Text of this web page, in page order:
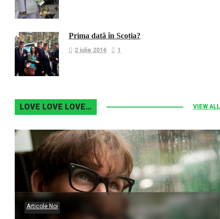
Prima dată în Scoția?
2 iulie 2016 1
LOVE LOVE LOVE… VIEW ALL
Articole Noi